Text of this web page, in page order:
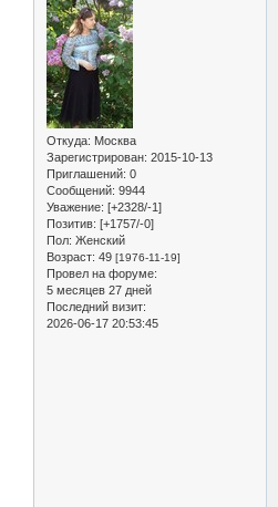
Откуда: Москва
Зарегистрирован: 2015-10-13
Приглашений: 0
Сообщений: 9944
Уважение: [+2328/-1]
Позитив: [+1757/-0]
Пол: Женский
Возраст: 49 [1976-11-19]
Провел на форуме:
5 месяцев 27 дней
Последний визит:
2026-06-17 20:53:45